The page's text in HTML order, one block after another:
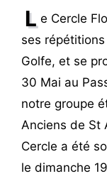
L e Cercle
ses
Golfe, et se
30 Mai au
notre groupe
Anciens de St
Cercle a été
le dimanche